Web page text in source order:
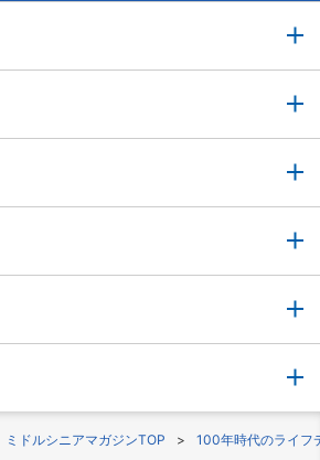
ミドルシニアマガジンTOP 100年時代のライフ